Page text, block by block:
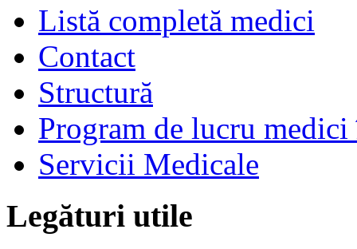
Listă completă medici
Contact
Structură
Program de lucru
Servicii Medicale
Legături utile